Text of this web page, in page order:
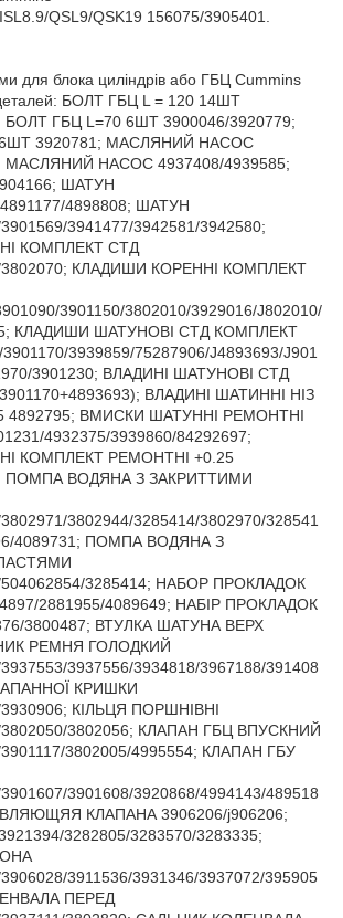
QSL9/QSK19 156075/3905401.
для блока циліндрів або ГБЦ Cummins
БОЛТ ГБЦ L = 120 14ШТ
БОЛТ ГБЦ L=70 6ШТ 3900046/3920779;
3920781; МАСЛЯНИЙ НАСОС
МАСЛЯНИЙ НАСОС 4937408/4939585;
ШАТУН
4898808; ШАТУН
3941477/3942581/3942580;
КОМПЛЕКТ СТД
3802070; КЛАДИШИ КОРЕННІ КОМПЛЕКТ
3901150/3802010/3929016/J802010/
КЛАДИШИ ШАТУНОВІ СТД КОМПЛЕКТ
3939859/75287906/J4893693/J901
3901230; ВЛАДИНІ ШАТУНОВІ СТД
ВЛАДИНІ ШАТИННІ НІЗ
4892795; ВМИСКИ ШАТУННІ РЕМОНТНІ
4932375/3939860/84292697;
КОМПЛЕКТ РЕМОНТНІ +0.25
ПОМПА ВОДЯНА З ЗАКРИТТИМИ
3802944/3285414/3802970/328541
4089731; ПОМПА ВОДЯНА З
504062854/3285414; НАБОР ПРОКЛАДОК
2881955/4089649; НАБІР ПРОКЛАДОК
3800487; ВТУЛКА ШАТУНА ВЕРХ
РЕМНЯ ГОЛОДКИЙ
3937556/3934818/3967188/391408
КРИШКИ
КІЛЬЦЯ ПОРШНІВНІ
3802050/3802056; КЛАПАН ГБЦ ВПУСКНИЙ
3802005/4995554; КЛАПАН ГБУ
3901608/3920868/4994143/489518
КЛАПАНА 3906206/j906206;
3282805/3283570/3283335;
3911536/3931346/3937072/395905
ПЕРЕД